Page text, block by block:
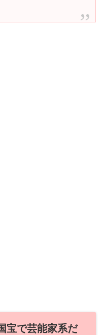
宝で芸能家系だ